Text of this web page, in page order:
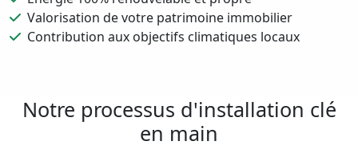
Valorisation de votre patrimoine immobilier
Contribution aux objectifs climatiques locaux
Notre processus d'installation clé
en main